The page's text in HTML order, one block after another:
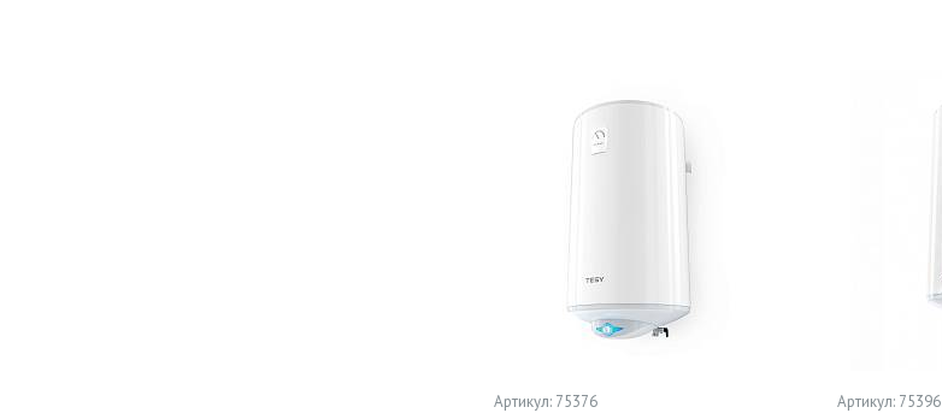
Артикул: 75376 Артикул: 75396